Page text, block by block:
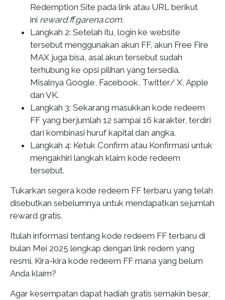
Redemption Site pada link atau URL berikut
ini reward.ff.garena.com.
Langkah 2: Setelah itu, login ke website
tersebut menggunakan akun FF, akun Free Fire
MAX juga bisa, asal akun tersebut sudah
terhubung ke opsi pilihan yang tersedia.
Misalnya Google, Facebook, Twitter/ X, Apple
dan VK.
Langkah 3: Sekarang masukkan kode redeem
FF yang berjumlah 12 sampai 16 karakter, terdiri
dari kombinasi huruf kapital dan angka.
Langkah 4: Ketuk Confirm atau Konfirmasi untuk
mengakhiri langkah klaim kode redeem
tersebut.
Tukarkan segera kode redeem FF terbaru yang telah
disebutkan sebelumnya untuk mendapatkan sejumlah
reward gratis.
Itulah informasi tentang kode redeem FF terbaru di
bulan Mei 2025 lengkap dengan link redem yang
resmi. Kira-kira kode redeem FF mana yang belum
Anda klaim?
Agar kesempatan dapat hadiah gratis semakin besar,